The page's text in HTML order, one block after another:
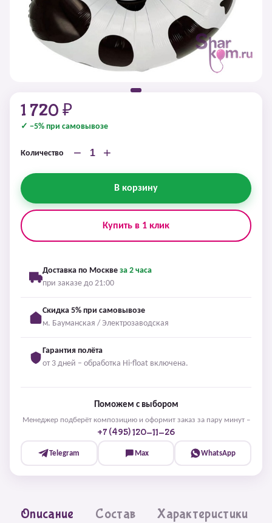
1 720 ₽
✓ −5% при самовывозе
Количество − +
В корзину
Купить в 1 клик
Доставка по Москве за 2 часа
при заказе до 21:00
Скидка 5% при самовывозе
м. Бауманская / Электрозаводская
Гарантия полёта
от 3 дней – обработка Hi-float включена.
Поможем с выбором
Менеджер подберёт композицию и оформит заказ за пару минут –
+7 (495) 120-11-26
Telegram Max WhatsApp
Описание Состав Характеристики